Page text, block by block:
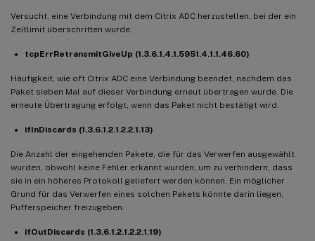
Versucht, eine Verbindung mit dem Citrix ADC herzustellen, bei der ein
Zeitlimit überschritten wurde.
tcpErrRetransmitGiveUp (1.3.6.1.4.1.5951.4.1.1.46.60)
Häufigkeit, wie oft Citrix ADC eine Verbindung beendet, nachdem das
Paket sieben Mal auf dieser Verbindung erneut übertragen wurde. Die
erneute Übertragung erfolgt, wenn das Paket nicht bestätigt wird.
ifInDiscards (1.3.6.1.2.1.2.2.1.13)
Die Anzahl der eingehenden Pakete, die für das Verwerfen ausgewählt
wurden, obwohl keine Fehler erkannt wurden, um zu verhindern, dass
sie in ein höheres Protokoll geliefert werden können. Ein möglicher
Grund für das Verwerfen eines solchen Pakets könnte darin liegen,
Pufferspeicher freizugeben.
ifOutDiscards (1.3.6.1.2.1.2.2.1.19)